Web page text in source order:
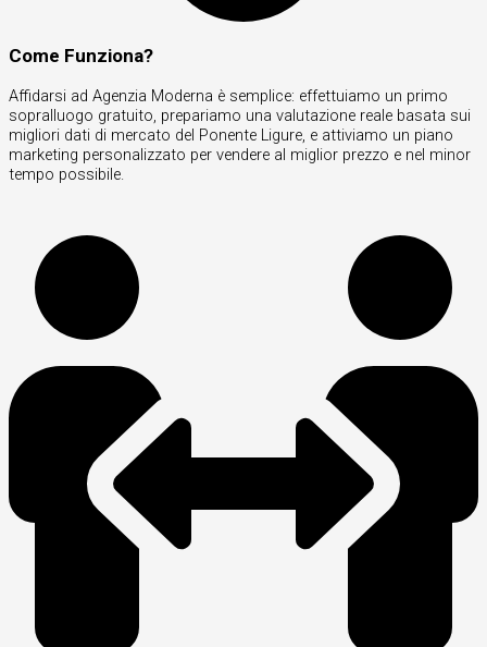
Come Funziona?
Affidarsi ad Agenzia Moderna è semplice: effettuiamo un primo
sopralluogo gratuito, prepariamo una valutazione reale basata sui
migliori dati di mercato del Ponente Ligure, e attiviamo un piano
marketing personalizzato per vendere al miglior prezzo e nel minor
tempo possibile.